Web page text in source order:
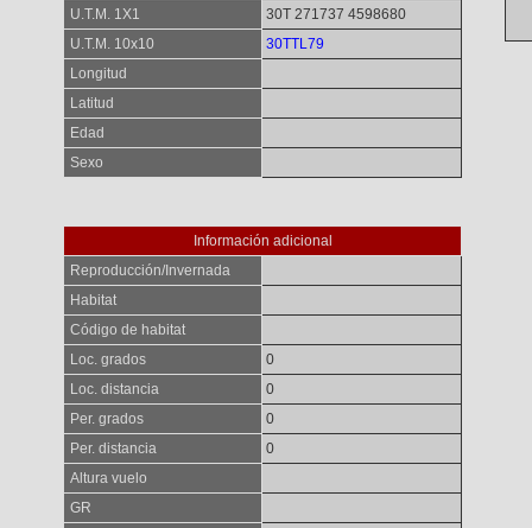
U.T.M. 1X1
30T 271737 4598680
U.T.M. 10x10
30TTL79
Longitud
Latitud
Edad
Sexo
Información adicional
Reproducción/Invernada
Habitat
Código de habitat
Loc. grados
0
Loc. distancia
0
Per. grados
0
Per. distancia
0
Altura vuelo
GR